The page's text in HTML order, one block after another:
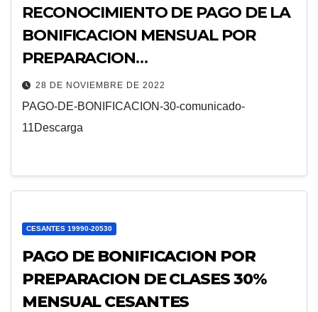
RECONOCIMIENTO DE PAGO DE LA
BONIFICACION MENSUAL POR
PREPARACION
DE CLASES 30% CESANTES DE LA
LEY N°20530
28 DE NOVIEMBRE DE 2022
PAGO-DE-BONIFICACION-30-comunicado-
11Descarga
CESANTES 19990-20530
PAGO DE BONIFICACION POR
PREPARACION DE CLASES 30%
MENSUAL CESANTES